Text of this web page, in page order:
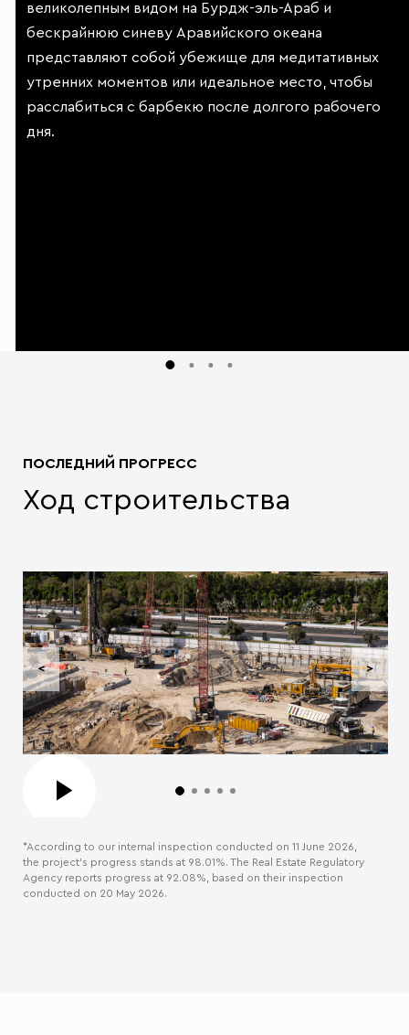
великолепным видом на Бурдж-эль-Араб и
бескрайнюю синеву Аравийского океана
представляют собой убежище для медитативных
утренних моментов или идеальное место, чтобы
расслабиться с барбекю после долгого рабочего
дня.
ПОСЛЕДНИЙ ПРОГРЕСС
Ход строительства
< >
*According to our internal inspection conducted on 11 June 2026,
the project’s progress stands at 98.01%. The Real Estate Regulatory
Agency reports progress at 92.08%, based on their inspection
conducted on 20 May 2026.